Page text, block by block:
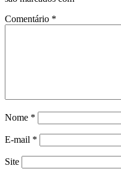
Comentário *
Nome *
E-mail *
Site